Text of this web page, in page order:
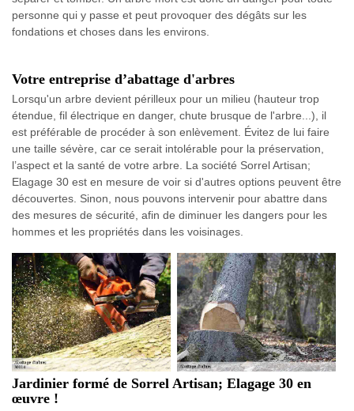
personne qui y passe et peut provoquer des dégâts sur les
fondations et choses dans les environs.
Votre entreprise d’abattage d'arbres
Lorsqu'un arbre devient périlleux pour un milieu (hauteur trop
étendue, fil électrique en danger, chute brusque de l'arbre...), il
est préférable de procéder à son enlèvement. Évitez de lui faire
une taille sévère, car ce serait intolérable pour la préservation,
l’aspect et la santé de votre arbre. La société Sorrel Artisan;
Elagage 30 est en mesure de voir si d'autres options peuvent être
découvertes. Sinon, nous pouvons intervenir pour abattre dans
des mesures de sécurité, afin de diminuer les dangers pour les
hommes et les propriétés dans les voisinages.
Jardinier formé de Sorrel Artisan; Elagage 30 en
œuvre !